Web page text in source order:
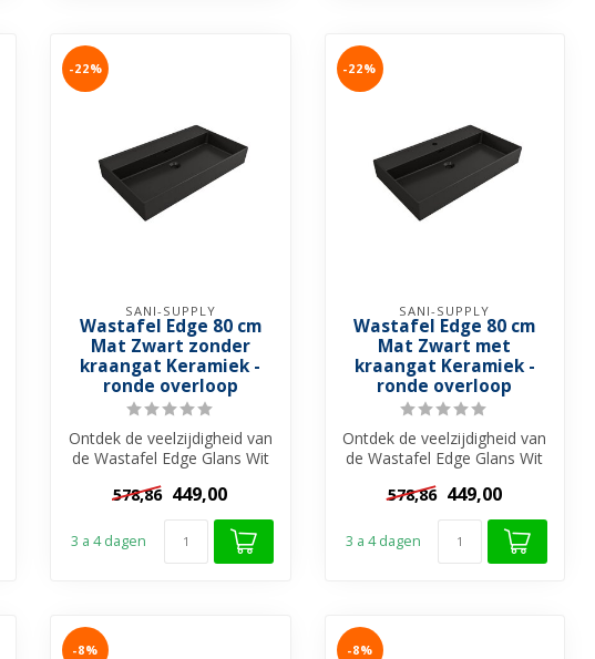
-22%
SANI-SUPPLY
Wastafel Edge 80 cm
Mat Zwart zonder
kraangat Keramiek -
ronde overloop
Ontdek de veelzijdigheid van
de Wastafel Edge Glans Wit
578,86 449,00
3 a 4 dagen
-22%
SANI-SUPPLY
Wastafel Edge 80 cm
Mat Zwart met
kraangat Keramiek -
ronde overloop
Ontdek de veelzijdigheid van
de Wastafel Edge Glans Wit
578,86 449,00
3 a 4 dagen
-8% -8%